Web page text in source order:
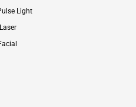
Light